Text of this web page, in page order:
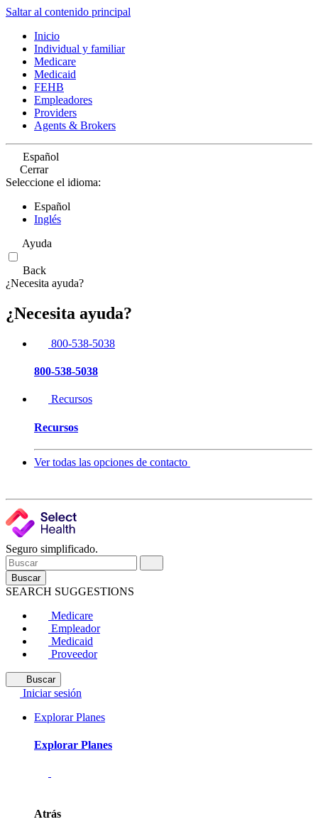
Saltar al contenido principal
Inicio
Individual y familiar
Medicare
Medicaid
FEHB
Empleadores
Providers
Agents & Brokers
Español
Cerrar
Seleccione el idioma:
Español
Inglés
Ayuda
Back
¿Necesita ayuda?
¿Necesita ayuda?
800-538-5038
800-538-5038
Recursos
Recursos
Ver todas las opciones de contacto
Seguro simplificado.
Buscar
SEARCH SUGGESTIONS
Medicare
Empleador
Medicaid
Proveedor
Buscar
Iniciar sesión
Explorar Planes
Explorar Planes
Atrás